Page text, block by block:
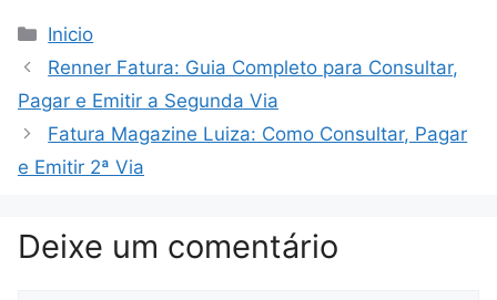
Categorias
Inicio
Renner Fatura: Guia Completo para Consultar,
Pagar e Emitir a Segunda Via
Fatura Magazine Luiza: Como Consultar, Pagar
e Emitir 2ª Via
Deixe um comentário